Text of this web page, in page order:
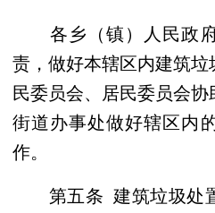
各乡（镇）人民政府
责，做好本辖区内建筑
民委员会、居民委员会协
街道办事处做好辖区内
作。
第五条 建筑垃圾处